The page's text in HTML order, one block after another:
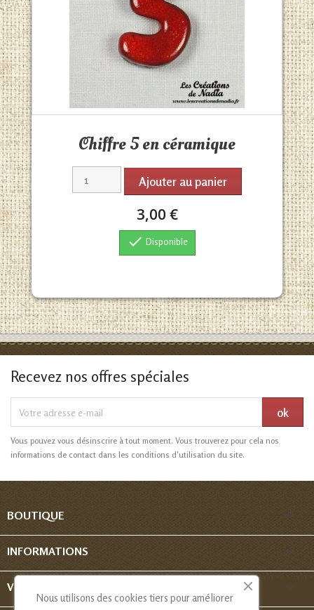
Chiffre 5 en céramique
Ajouter au panier
3,00 €
 Disponible
Recevez nos offres spéciales
Vous pouvez vous désinscrire à tout moment. Vous trouverez pour cela nos
informations de contact dans les conditions d'utilisation du site.
BOUTIQUE 
INFORMATIONS 
VOTRE COMPTE 
Nous utilisons des cookies tiers pour améliorer